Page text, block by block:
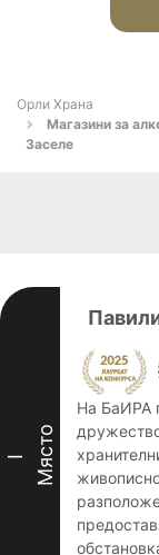
Орли Храна
Магазини за
Заселе
I Място
На БаИРА